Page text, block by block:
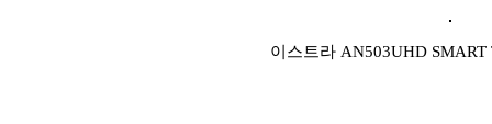
이스트라 AN503UHD SMART